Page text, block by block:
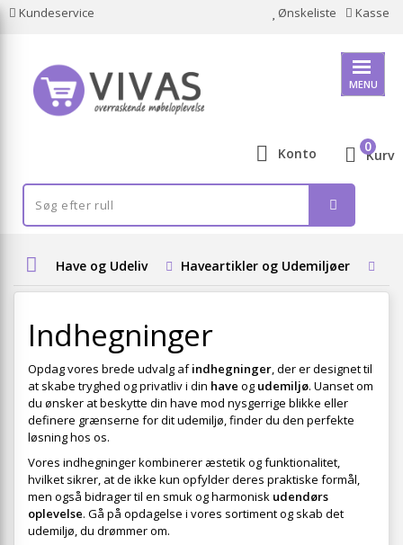
Kundeservice Ønskeliste Kasse
MENU
Konto Kurv
0
Have og Udeliv Haveartikler og Udemiljøer
Indhegninger
Opdag vores brede udvalg afindhegninger, der er designet til
at skabe tryghed og privatliv i din have og udemiljø. Uanset om
du ønsker at beskytte din have mod nysgerrige blikke eller
definere grænserne for dit udemiljø, finder du den perfekte
løsning hos os.
Vores indhegninger kombinerer æstetik og funktionalitet,
hvilket sikrer, at de ikke kun opfylder deres praktiske formål,
men også bidrager til en smuk og harmonisk udendørs
oplevelse. Gå på opdagelse i vores sortiment og skab det
udemiljø, du drømmer om.